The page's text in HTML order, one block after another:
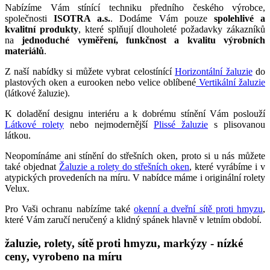
Nabízíme Vám stínící techniku předního českého výrobce,
společnostiISOTRA a.s.. Dodáme Vám pouze spolehlivé a
kvalitní produkty, které splňují dlouholeté požadavky zákazníků
na jednoduché vyměření, funkčnost a kvalitu výrobních
materiálů.
Z naší nabídky si můžete vybrat celostínícíHorizontální žaluziedo
plastových oken a eurooken nebo velice oblíbené Vertikální žaluzie
(látkové žaluzie).
K doladění designu interiéru a k dobrému stínění Vám poslouží
Látkové rolety nebo nejmodernější Plissé žaluzie s plisovanou
látkou.
Neopomínáme ani stínění do střešních oken, proto si u nás můžete
také objednat Žaluzie a rolety do střešních oken, které vyrábíme i v
atypických provedeních na míru. V nabídce máme i originální rolety
Velux.
Pro Vaši ochranu nabízíme také okenní a dveřní sítě proti hmyzu,
které Vám zaručí neručený a klidný spánek hlavně v letním období.
žaluzie, rolety, sítě proti hmyzu, markýzy - nízké
ceny, vyrobeno na míru